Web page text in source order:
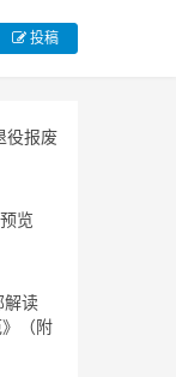
投稿
役报废
览
解读
（附